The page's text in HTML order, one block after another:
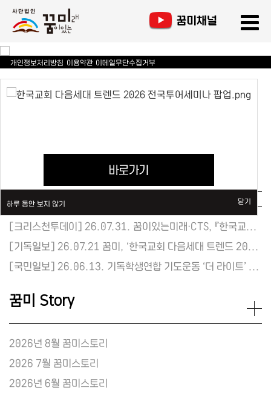
개인정보처리방침 이용약관 이메일무단수집거부
공지사항
[크리스천투데이] 26.07.31. 꿈이있는미래·CTS, 『한국교회 다음세대 트렌드 2026』 북콘서트 개최 | “교회 청소년 41%, 떠날 생각 해봤다”… AI 시대 한국교회 진단
[기독일보] 26.07.21 꿈미, ‘한국교회 다음세대 트렌드 2026’ 전국 세미나 개최
[국민일보] 26.06.13. 기독학생연합 기도운동 ‘더 라이트’ 주최 측 추산 8000여명 | 서울시청광장 참석 학생 450명, “학교 기도모임 참여하겠다”
꿈미 Story
2026년 8월 꿈미스토리
2026 7월 꿈미스토리
2026년 6월 꿈미스토리
하루 동안 보지 않기 닫기